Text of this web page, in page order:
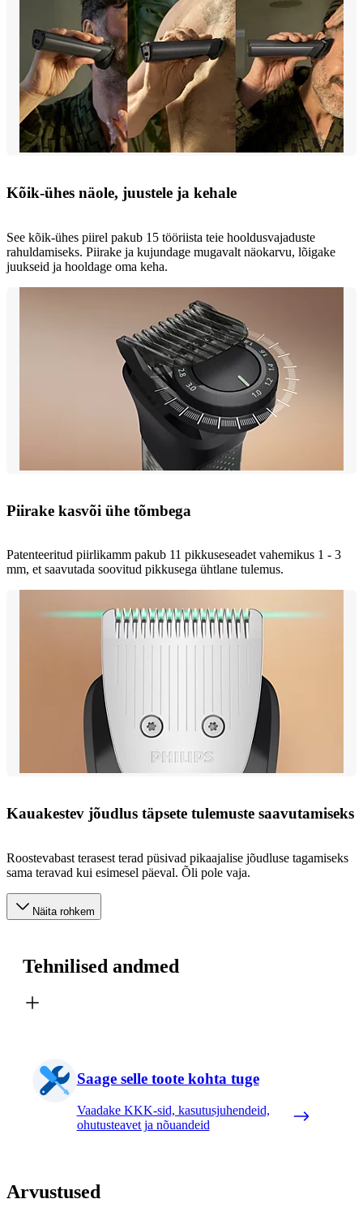
Kõik-ühes näole, juustele ja kehale
See kõik-ühes piirel pakub 15 tööriista teie hooldusvajaduste
rahuldamiseks. Piirake ja kujundage mugavalt näokarvu, lõigake
juukseid ja hooldage oma keha.
Piirake kasvõi ühe tõmbega
Patenteeritud piirlikamm pakub 11 pikkuseseadet vahemikus 1 - 3
mm, et saavutada soovitud pikkusega ühtlane tulemus.
Kauakestev jõudlus täpsete tulemuste saavutamiseks
Roostevabast terasest terad püsivad pikaajalise jõudluse tagamiseks
sama teravad kui esimesel päeval. Õli pole vaja.
Näita rohkem
Tehnilised andmed
Saage selle toote kohta tuge
Vaadake KKK-sid, kasutusjuhendeid,
ohutusteavet ja nõuandeid
Arvustused